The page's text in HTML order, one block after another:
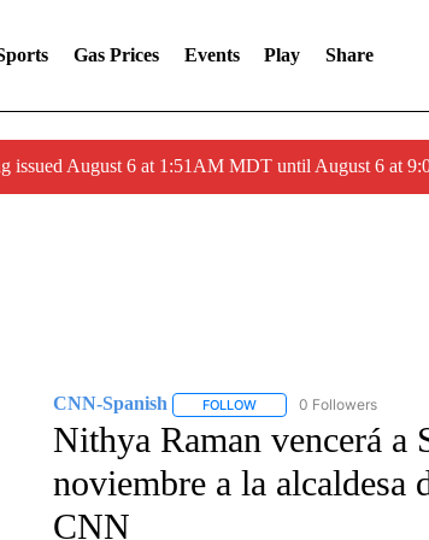
Gas Prices Events Play Share
issued August 6 at 1:51AM MDT until August 6 at
CNN-Spanish FOLLOWFOLLOW "CNN-SPANISH"
0 Followers
Nithya Raman vencerá a
noviembre a la alcaldesa
CNN